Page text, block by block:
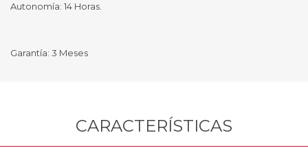
Autonomía: 14 Horas.
Garantía: 3 Meses
CARACTERÍSTICAS